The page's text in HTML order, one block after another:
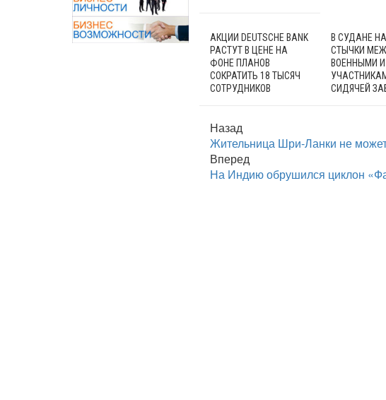
АКЦИИ DEUTSCHE BANK
РАСТУТ В ЦЕНЕ НА
ФОНЕ ПЛАНОВ
СОКРАТИТЬ 18 ТЫСЯЧ
СОТРУДНИКОВ
В СУДАНЕ
СТЫЧКИ
ВОЕННЫМИ И
СИДЯЧЕЙ
Назад
Жительница Шри-Ланки не
Вперед
На Индию обрушился циклон